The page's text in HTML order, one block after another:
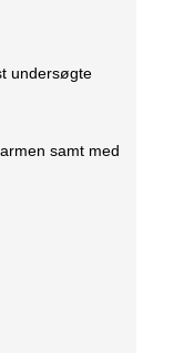
undersøgte
samt med